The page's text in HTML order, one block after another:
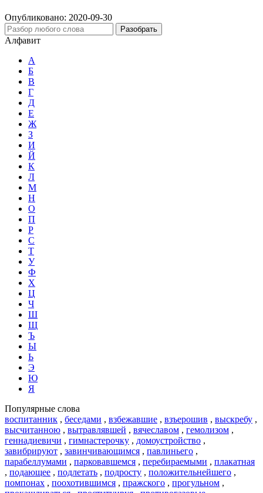
Опубликовано: 2020-09-30
Разобрать
Алфавит
А
Б
В
Г
Д
Е
Ж
З
И
Й
К
Л
М
Н
О
П
Р
С
Т
У
Ф
Х
Ц
Ч
Ш
Щ
Ъ
Ы
Ь
Э
Ю
Я
Популярные слова
воспитанник , беседами , взбежавшие , взъерошив , выскребу ,
высчитанною , вытравлявшей , вячеславом , гемолизом ,
геннадиевичи , гимнастерочку , домоустройство ,
завибрируют , завинчивающимся , павлиньего ,
парабеллумами , парковавшемся , перебираемыми , плакатная
, подающее , подлетать , подросту , положительнейшего ,
помпонах , поохотившимся , пражского , прогульном ,